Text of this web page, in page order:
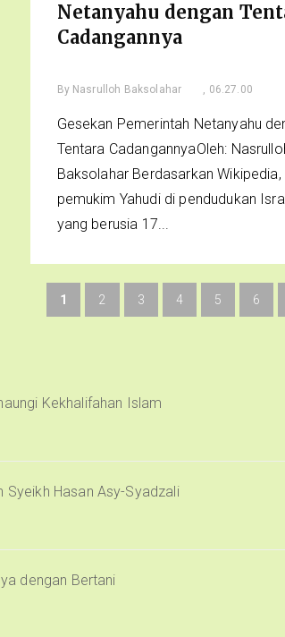
Netanyahu dengan
Cadangannya
By Nasrulloh Baksolahar , 06.27.00
Gesekan Pemerintah Netanyahu
Tentara CadangannyaOleh:
Baksolahar Berdasarkan
pemukim Yahudi di pendudukan
yang berusia 17...
1 2 3 4 5 6
Kekhalifahan Islam
Syeikh Hasan Asy-Syadzali
dengan Bertani